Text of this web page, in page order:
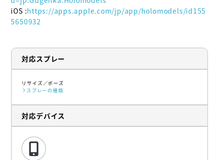
iOS :https://apps.apple.com/jp/app/holomodels/id155
5650932
対応スプレー
リサイズ
ポーズ
スプレーの種類
対応デバイス